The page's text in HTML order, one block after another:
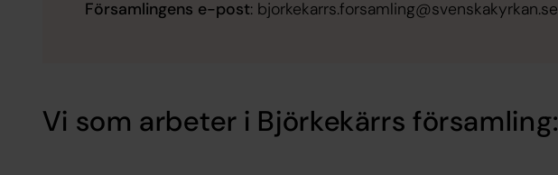
Församlingens e-post: bjorkekarrs.forsamling@svenskakyrkan.se
Vi som arbeter i Björkekärrs församling: